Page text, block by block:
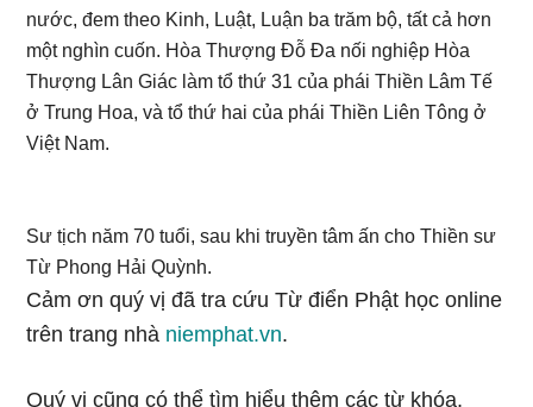
nước, đem theo Kinh, Luật, Luận ba trăm bộ, tất cả hơn
một nghìn cuốn. Hòa Thượng Đỗ Đa nối nghiệp Hòa
Thượng Lân Giác làm tổ thứ 31 của phái Thiền Lâm Tế
ở Trung Hoa, và tổ thứ hai của phái Thiền Liên Tông ở
Việt Nam.
Sư tịch năm 70 tuổi, sau khi truyền tâm ấn cho Thiền sư
Từ Phong Hải Quỳnh.
Cảm ơn quý vị đã tra cứu Từ điển Phật học online
trên trang nhà niemphat.vn.
Quý vị cũng có thể tìm hiểu thêm các từ khóa,